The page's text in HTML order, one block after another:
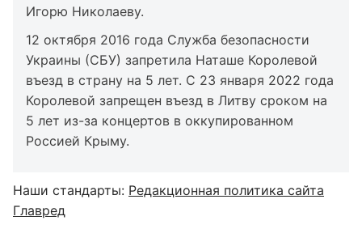
Игорю Николаеву.
12 октября 2016 года Служба безопасности
Украины (СБУ) запретила Наташе Королевой
въезд в страну на 5 лет. С 23 января 2022 года
Королевой запрещен въезд в Литву сроком на
5 лет из-за концертов в оккупированном
Россией Крыму.
Наши стандарты: Редакционная политика сайта
Главред